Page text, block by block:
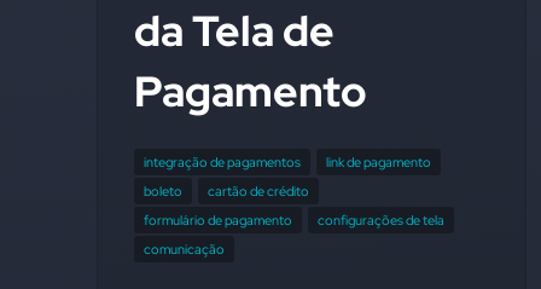
da Tela de
Pagamento
integração de pagamentos
link de pagamento
boleto
cartão de crédito
formulário de pagamento
configurações de tela
comunicação